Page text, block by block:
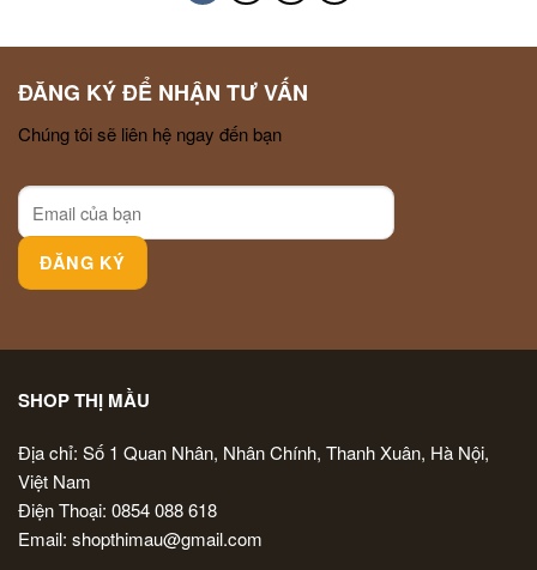
ĐĂNG KÝ ĐỂ NHẬN TƯ VẤN
Chúng tôi sẽ liên hệ ngay đến bạn
SHOP THỊ MẦU
Địa chỉ: Số 1 Quan Nhân, Nhân Chính, Thanh Xuân, Hà Nội,
Việt Nam
Điện Thoại: 0854 088 618
Email: shopthimau@gmail.com